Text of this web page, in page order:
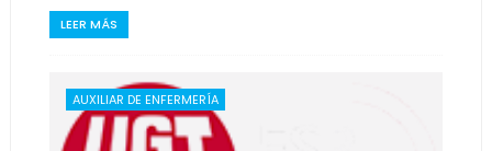
LEER MÁS
AUXILIAR DE ENFERMERÍA